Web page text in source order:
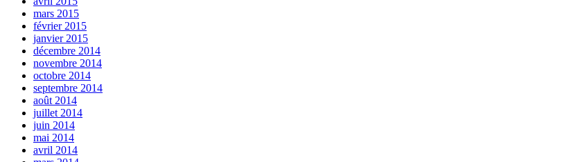
mars 2015
février 2015
janvier 2015
décembre 2014
novembre 2014
octobre 2014
septembre 2014
août 2014
juillet 2014
juin 2014
mai 2014
avril 2014